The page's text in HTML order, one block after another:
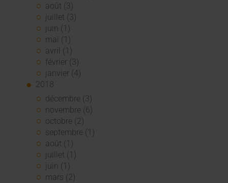
août (3)
juillet (3)
juin (1)
mai (1)
avril (1)
février (3)
janvier (4)
2018
décembre (3)
novembre (6)
octobre (2)
septembre (1)
août (1)
juillet (1)
juin (1)
mars (2)